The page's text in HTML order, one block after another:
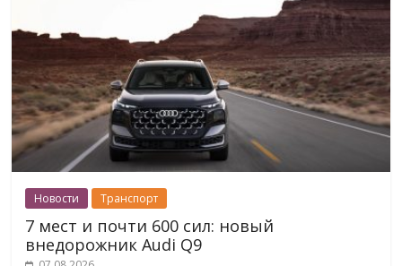
Новости Транспорт
7 мест и почти 600 сил: новый
внедорожник Audi Q9